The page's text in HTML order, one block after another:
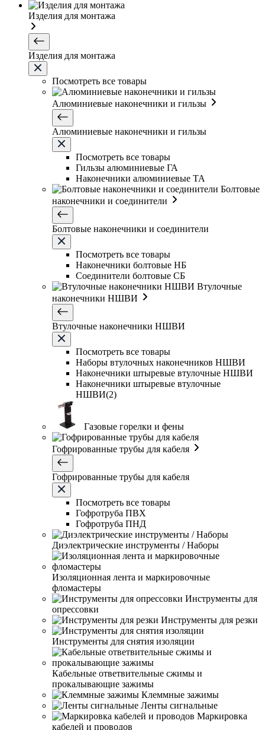
Изделия для монтажа
Изделия для монтажа
Посмотреть все товары
Алюминиевые наконечники и гильзы
Алюминиевые наконечники и гильзы
Посмотреть все товары
Гильзы алюминиевые ГА
Наконечники алюминиевые ТА
Болтовые
наконечники и соединители
Болтовые наконечники и соединители
Посмотреть все товары
Наконечники болтовые НБ
Соединители болтовые СБ
Втулочные
наконечники НШВИ
Втулочные наконечники НШВИ
Посмотреть все товары
Наборы втулочных наконечников НШВИ
Наконечники штыревые втулочные НШВИ
Наконечники штыревые втулочные
НШВИ(2)
Газовые горелки и фены
Гофрированные трубы для кабеля
Гофрированные трубы для кабеля
Посмотреть все товары
Гофротруба ПВХ
Гофротруба ПНД
Диэлектрические инструменты / Наборы
Изоляционная лента и маркировочные
фломастеры
Инструменты для
опрессовки
Инструменты для резки
Инструменты для снятия изоляции
Кабельные ответвительные сжимы и
прокалывающие зажимы
Клеммные зажимы
Ленты сигнальные
Маркировка
кабелей и проводов